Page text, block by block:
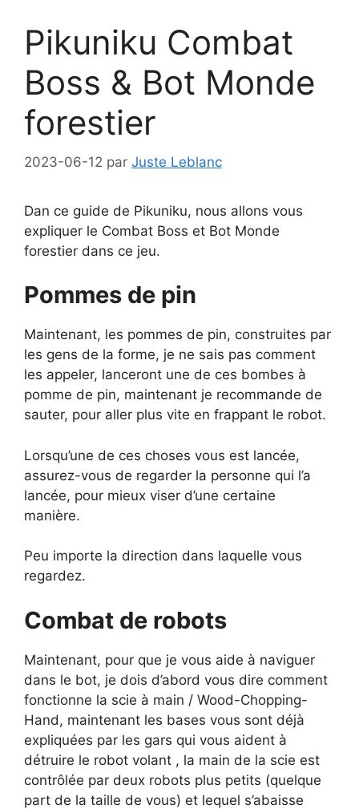
Pikuniku Combat
Boss & Bot Monde
forestier
2023-06-12 par Juste Leblanc
Dan ce guide de Pikuniku, nous allons vous
expliquer le Combat Boss et Bot Monde
forestier dans ce jeu.
Pommes de pin
Maintenant, les pommes de pin, construites par
les gens de la forme, je ne sais pas comment
les appeler, lanceront une de ces bombes à
pomme de pin, maintenant je recommande de
sauter, pour aller plus vite en frappant le robot.
Lorsqu’une de ces choses vous est lancée,
assurez-vous de regarder la personne qui l’a
lancée, pour mieux viser d’une certaine
manière.
Peu importe la direction dans laquelle vous
regardez.
Combat de robots
Maintenant, pour que je vous aide à naviguer
dans le bot, je dois d’abord vous dire comment
fonctionne la scie à main / Wood-Chopping-
Hand, maintenant les bases vous sont déjà
expliquées par les gars qui vous aident à
détruire le robot volant , la main de la scie est
contrôlée par deux robots plus petits (quelque
part de la taille de vous) et lequel s’abaisse